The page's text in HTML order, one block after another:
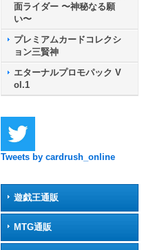
面ライダー 〜神秘なる願
い〜
プレミアムカードコレクシ
ョン三賢神
エターナルプロモパック V
ol.1
Tweets by cardrush_online
遊戯王通販
MTG通販